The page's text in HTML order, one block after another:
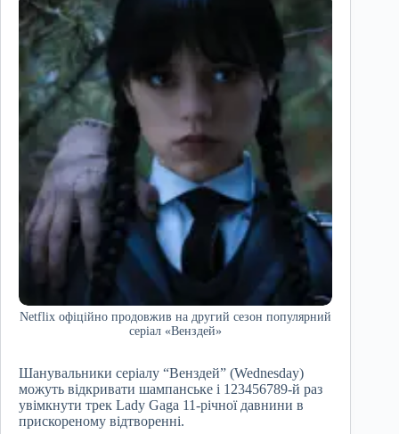
Netflix офіційно продовжив на другий сезон популярний
серіал «Венздей»
Шанувальники серіалу “Венздей” (Wednesday)
можуть відкривати шампанське і 123456789-й раз
увімкнути трек Lady Gaga 11-річної давнини в
прискореному відтворенні.